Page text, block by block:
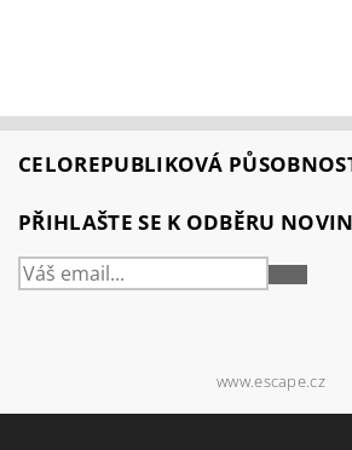
CELOREPUBLIKOVÁ
PŘIHLAŠTE SE K ODBĚRU
www.escape.cz